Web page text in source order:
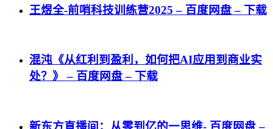
王煜全-前哨科技训练营2025 – 百度网盘 – 下载
混沌《从红利到盈利，如何把AI应用到商业实
处？》 – 百度网盘 – 下载
新东方直播间：从零到亿的一思维- 百度网盘 –